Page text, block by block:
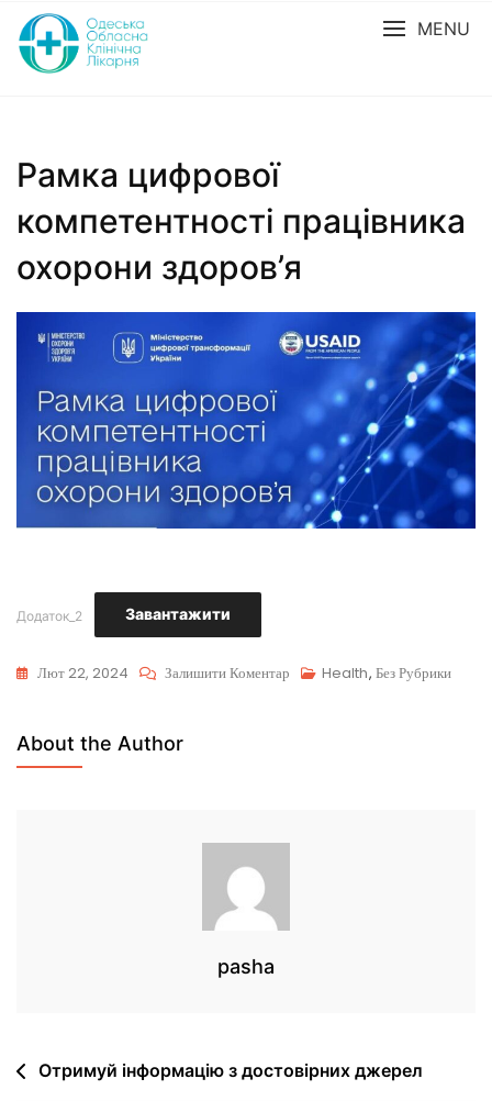
MENU
Рамка цифрової
компетентності працівника
охорони здоров’я
Додаток_2 Завантажити
Лют 22, 2024 Залишити Коментар Health, Без Рубрики
About the Author
pasha
Отримуй інформацію з достовірних джерел